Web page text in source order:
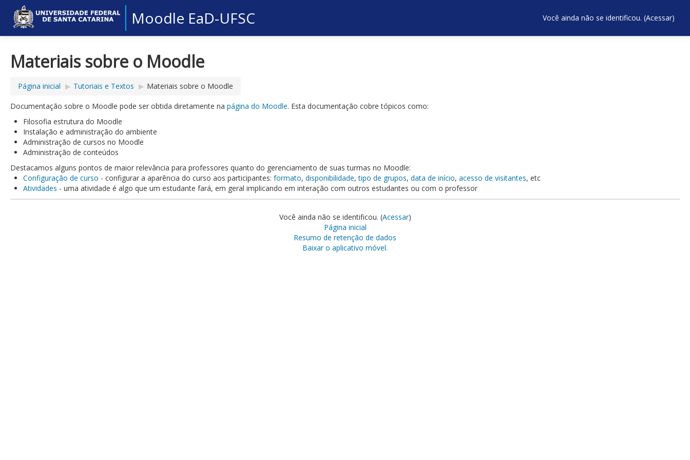
Moodle EaD-UFSC Você ainda não se identificou. (Acessar)
Materiais sobre o Moodle
Página inicial ▶︎ Tutoriais e Textos ▶︎ Materiais sobre o Moodle
Documentação sobre o Moodle pode ser obtida diretamente na página do Moodle. Esta documentação cobre tópicos como:
Filosofia estrutura do Moodle
Instalação e administração do ambiente
Administração de cursos no Moodle
Administração de conteúdos
Destacamos alguns pontos de maior relevância para professores quanto do gerenciamento de suas turmas no Moodle:
Configuração de curso - configurar a aparência do curso aos participantes: formato, disponibilidade,tipo de grupos, data de início, acesso de visitantes, etc
Atividades - uma atividade é algo que um estudante fará, em geral implicando em interação com outros estudantes ou com o professor
Você ainda não se identificou. (Acessar)
Página inicial
Resumo de retenção de dados
Baixar o aplicativo móvel.